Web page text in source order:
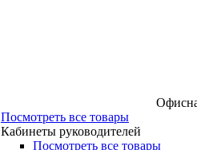
Посмотреть все товары
Кабинеты руководителей
Посмотреть все товары